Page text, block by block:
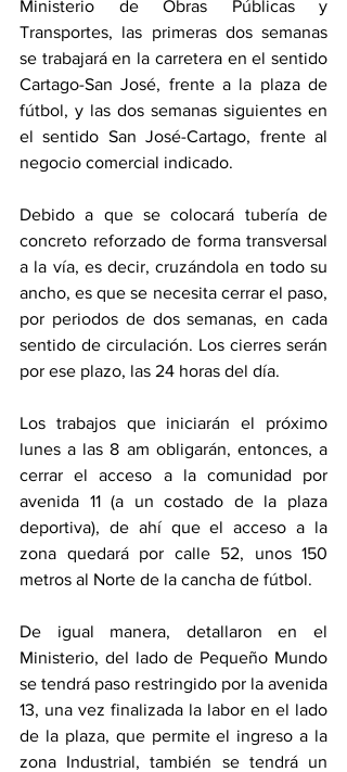
Ministerio de Obras Públicas y
Transportes, las primeras dos semanas
se trabajará en la carretera en el sentido
Cartago-San José, frente a la plaza de
fútbol, y las dos semanas siguientes en
el sentido San José-Cartago, frente al
negocio comercial indicado.
Debido a que se colocará tubería de
concreto reforzado de forma transversal
a la vía, es decir, cruzándola en todo su
ancho, es que se necesita cerrar el paso,
por periodos de dos semanas, en cada
sentido de circulación. Los cierres serán
por ese plazo, las 24 horas del día.
Los trabajos que iniciarán el próximo
lunes a las 8 am obligarán, entonces, a
cerrar el acceso a la comunidad por
avenida 11 (a un costado de la plaza
deportiva), de ahí que el acceso a la
zona quedará por calle 52, unos 150
metros al Norte de la cancha de fútbol.
De igual manera, detallaron en el
Ministerio, del lado de Pequeño Mundo
se tendrá paso restringido por la avenida
13, una vez finalizada la labor en el lado
de la plaza, que permite el ingreso a la
zona Industrial, también se tendrá un